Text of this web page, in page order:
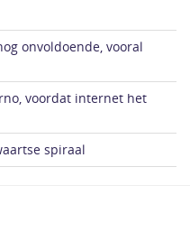
onvoldoende, vooral
voordat internet het
spiraal